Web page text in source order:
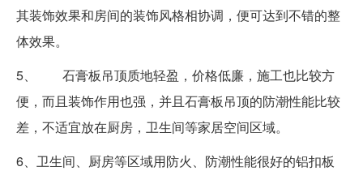
其装饰效果和房间的装饰风格相协调，便可达到不错的整
体效果。
5、 石膏板吊顶质地轻盈，价格低廉，施工也比较方
便，而且装饰作用也强，并且石膏板吊顶的防潮性能比较
差，不适宜放在厨房，卫生间等家居空间区域。
6、卫生间、厨房等区域用防火、防潮性能很好的铝扣板